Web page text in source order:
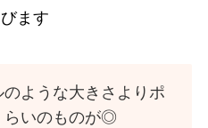
ます
ような大きさよりポ
らいのものが◎